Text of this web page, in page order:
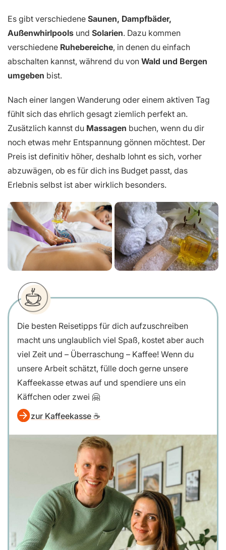
Es gibt verschiedene Saunen, Dampfbäder,
Außenwhirlpools und Solarien. Dazu kommen
verschiedene Ruhebereiche, in denen du einfach
abschalten kannst, während du von Wald und Bergen
umgeben bist.
Nach einer langen Wanderung oder einem aktiven Tag
fühlt sich das ehrlich gesagt ziemlich perfekt an.
Zusätzlich kannst du Massagen buchen, wenn du dir
noch etwas mehr Entspannung gönnen möchtest. Der
Preis ist definitiv höher, deshalb lohnt es sich, vorher
abzuwägen, ob es für dich ins Budget passt, das
Erlebnis selbst ist aber wirklich besonders.
Die besten Reisetipps für dich aufzuschreiben
macht uns unglaublich viel Spaß, kostet aber auch
viel Zeit und – Überraschung – Kaffee! Wenn du
unsere Arbeit schätzt, fülle doch gerne unsere
Kaffeekasse etwas auf und spendiere uns ein
Käffchen oder zwei 🤗
zur Kaffeekasse ☕️